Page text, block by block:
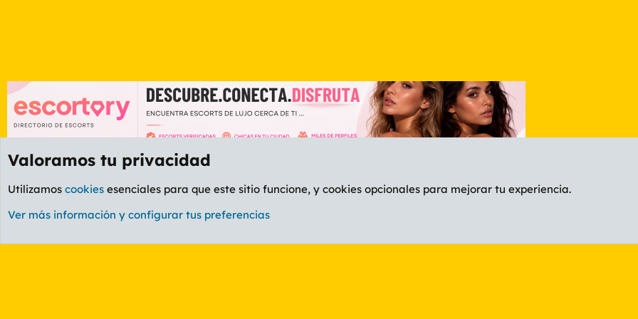
Foro General
Valoramos tu privacidad
Utilizamos cookies esenciales para que este sitio funcione, y cookies opcionales para mejorar tu experiencia.
Ver más información y configurar tus preferencias